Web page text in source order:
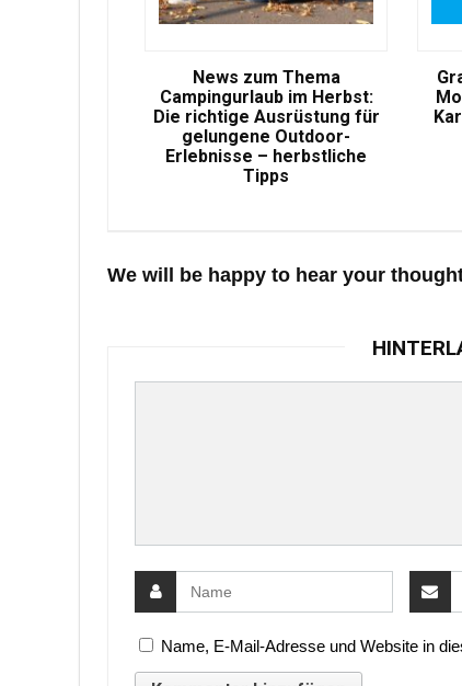
News zum Thema
Campingurlaub im Herbst:
Die richtige Ausrüstung für
gelungene Outdoor-
Erlebnisse – herbstliche
Tipps
We will be happy to hear your
Name, E-Mail-Adresse und Website in